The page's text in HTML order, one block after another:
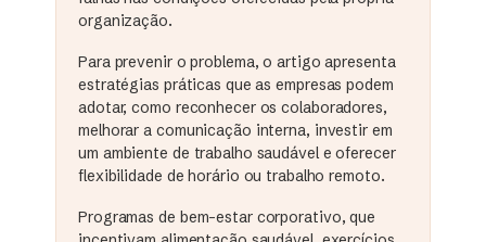
organização.
Para prevenir o problema, o artigo apresenta
estratégias práticas que as empresas podem
adotar, como reconhecer os colaboradores,
melhorar a comunicação interna, investir em
um ambiente de trabalho saudável e oferecer
flexibilidade de horário ou trabalho remoto.
Programas de bem-estar corporativo, que